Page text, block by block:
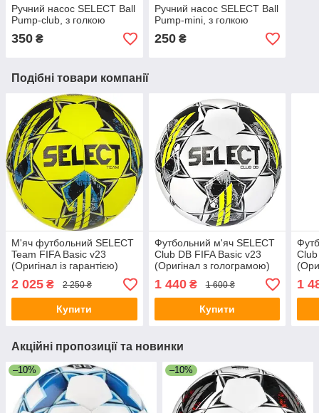
Ручний насос SELECT Ball
Pump-club, з голкою
350 ₴
Ручний насос SELECT Ball
Pump-mini, з голкою
250₴
Подібні товари компанії
М'яч футбольний SELECT
Team FIFA Basic v23
(Оригінал із гарантією)
2 025 ₴ 2 250 ₴
Купити
Футбольний м'яч SELECT
Club DB FIFA Basic v23
(Оригінал з голограмою)
1 440₴ 1 600 ₴
Купити
1
Акційні пропозиції та новинки
–10% –10%